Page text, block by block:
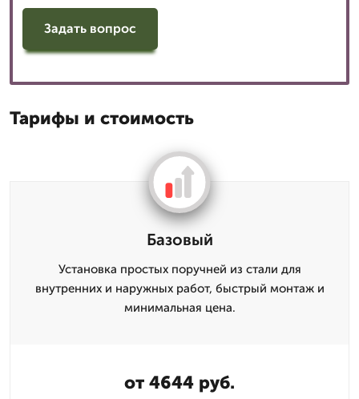
Задать вопрос
Тарифы и стоимость
Базовый
Установка простых поручней из стали для
внутренних и наружных работ, быстрый монтаж и
минимальная цена.
от 4644 руб.